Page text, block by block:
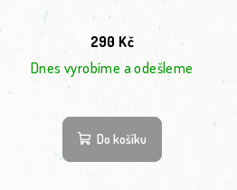
290 Kč
Dnes vyrobíme a odešleme
Do košíku